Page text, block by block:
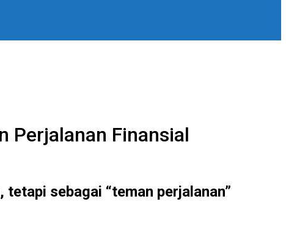
Perjalanan Finansial
tetapi sebagai “teman perjalanan”